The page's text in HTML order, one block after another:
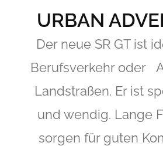
URBAN
Der neue SR GT ist
Berufsverkehr oder
Landstraßen. Er ist
und wendig. Lange
sorgen für guten